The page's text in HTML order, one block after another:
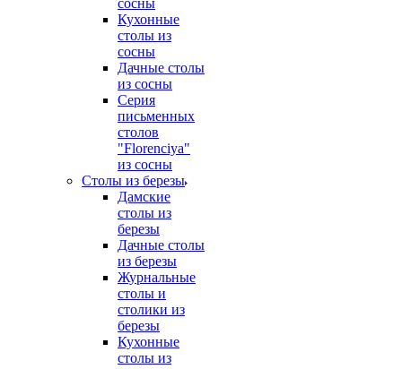
сосны
Кухонные
столы из
сосны
Дачные столы
из сосны
Серия
письменных
столов
"Florenciya"
из сосны
Столы из березы
Дамские
столы из
березы
Дачные столы
из березы
Журнальные
столы и
столики из
березы
Кухонные
столы из